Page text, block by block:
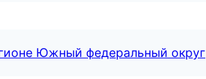
Южный федеральный округ